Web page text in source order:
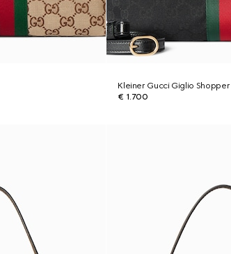
Kleiner Gucci Giglio Shopper
€ 1.700